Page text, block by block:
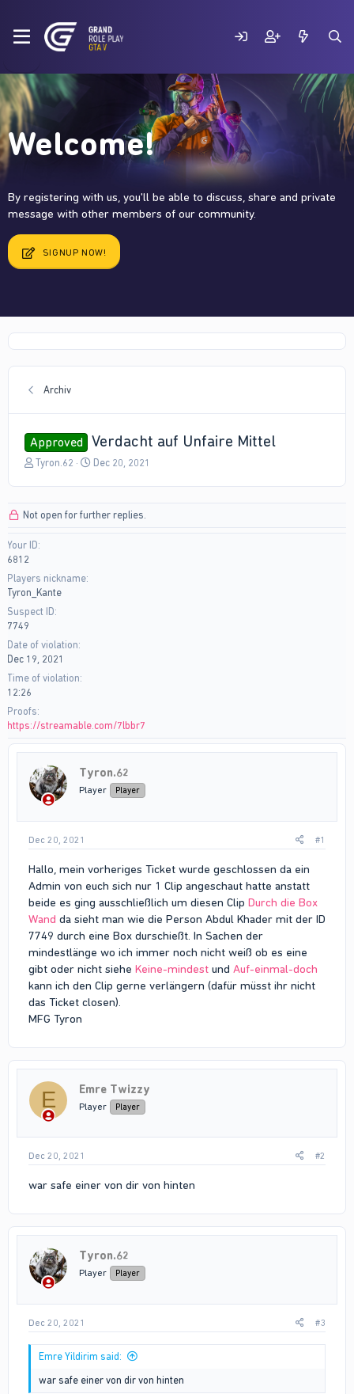
Welcome!
By registering with us, you'll be able to discuss, share and private
message with other members of our community.
SIGNUP NOW!
Archiv
Approved Verdacht auf Unfaire Mittel
T
a
s
a
r
e
Tyron.62
S
t
Dec 20, 2021
Not open for further replies.
Your ID
6812
Players nickname
Tyron_Kante
Suspect ID
7749
Date of violation
Dec 19, 2021
Time of violation
12:26
Proofs
https://streamable.com/7lbbr7
Tyron.62
Player Player
Dec 20, 2021 #1
Hallo, mein vorheriges Ticket wurde geschlossen da ein
Admin von euch sich nur 1 Clip angeschaut hatte anstatt
beide es ging ausschließlich um diesen Clip Durch die Box
Wand da sieht man wie die Person Abdul Khader mit der ID
7749 durch eine Box durschießt. In Sachen der
mindestlänge wo ich immer noch nicht weiß ob es eine
gibt oder nicht siehe Keine-mindest und Auf-einmal-doch
kann ich den Clip gerne verlängern (dafür müsst ihr nicht
das Ticket closen).
MFG Tyron
E Emre Twizzy
Player Player
Dec 20, 2021 #2
war safe einer von dir von hinten
Tyron.62
Player Player
Dec 20, 2021 #3
Emre Yildirim said:
war safe einer von dir von hinten